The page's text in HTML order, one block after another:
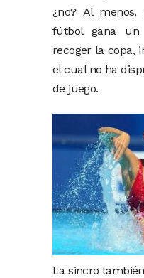
¿no? Al
fútbol gana
recoger la copa,
el cual no ha
de juego.
La sincro